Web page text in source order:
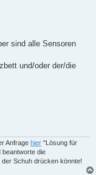
sind alle Sensoren
und/oder der/die
Anfrage hier "Lösung für
beantworte die
Schuh drücken könnte!